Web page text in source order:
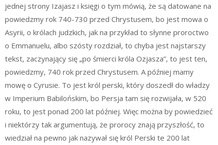
jednej strony Izajasz i księgi o tym mówią, że są datowane na
powiedzmy rok 740-730 przed Chrystusem, bo jest mowa o
Asyrii, o królach judzkich, jak na przykład to słynne proroctwo
o Emmanuelu, albo szósty rozdział, to chyba jest najstarszy
tekst, zaczynający się „po śmierci króla Ozjasza”, to jest ten,
powiedzmy, 740 rok przed Chrystusem. A później mamy
mowę o Cyrusie. To jest król perski, który doszedł do władzy
w Imperium Babilońskim, bo Persja tam się rozwijała, w 520
roku, to jest ponad 200 lat później. Więc można by powiedzieć
i niektórzy tak argumentują, że prorocy znają przyszłość, to
wiedział na pewno jak nazywał się król Perski te 200 lat